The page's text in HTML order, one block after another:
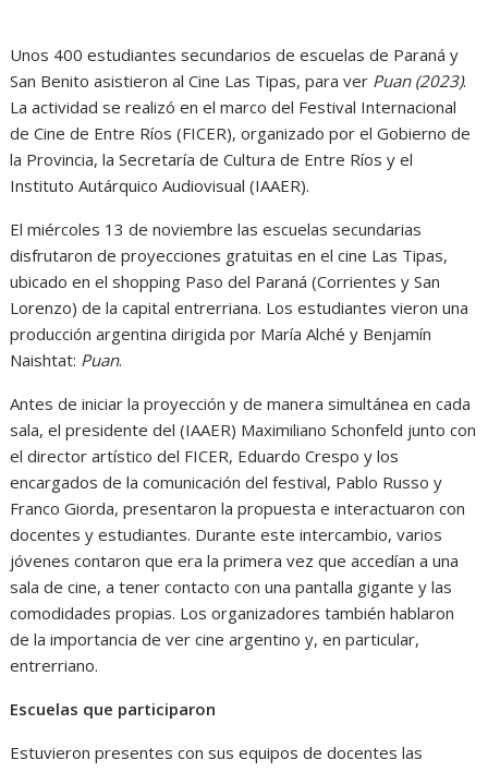
Unos 400 estudiantes secundarios de escuelas de Paraná y
San Benito asistieron al Cine Las Tipas, para ver Puan (2023).
La actividad se realizó en el marco del Festival Internacional
de Cine de Entre Ríos (FICER), organizado por el Gobierno de
la Provincia, la Secretaría de Cultura de Entre Ríos y el
Instituto Autárquico Audiovisual (IAAER).
El miércoles 13 de noviembre las escuelas secundarias
disfrutaron de proyecciones gratuitas en el cine Las Tipas,
ubicado en el shopping Paso del Paraná (Corrientes y San
Lorenzo) de la capital entrerriana. Los estudiantes vieron una
producción argentina dirigida por María Alché y Benjamín
Naishtat: Puan.
Antes de iniciar la proyección y de manera simultánea en cada
sala, el presidente del (IAAER) Maximiliano Schonfeld junto con
el director artístico del FICER, Eduardo Crespo y los
encargados de la comunicación del festival, Pablo Russo y
Franco Giorda, presentaron la propuesta e interactuaron con
docentes y estudiantes. Durante este intercambio, varios
jóvenes contaron que era la primera vez que accedían a una
sala de cine, a tener contacto con una pantalla gigante y las
comodidades propias. Los organizadores también hablaron
de la importancia de ver cine argentino y, en particular,
entrerriano.
Escuelas que participaron
Estuvieron presentes con sus equipos de docentes las